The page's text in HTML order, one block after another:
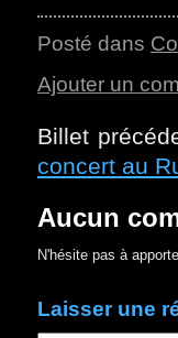
Posté dans
Ajouter un
Billet
concert au
Aucun
N'hésite pas à
Laisser une